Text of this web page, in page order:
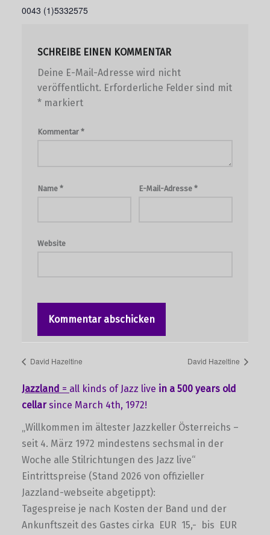
0043 (1)5332575
SCHREIBE EINEN KOMMENTAR
Deine E-Mail-Adresse wird nicht
veröffentlicht. Erforderliche Felder sind mit
*markiert
Kommentar *
Name * E-Mail-Adresse*
Website
David Hazeltine David Hazeltine
Jazzland = all kinds of Jazz live in a 500 years old
cellarsince March 4th, 1972!
„Willkommen im ältester Jazzkeller Österreichs –
seit 4. März 1972 mindestens sechsmal in der
Woche alle Stilrichtungen des Jazz live“
Eintrittspreise (Stand 2026 von offizieller
Jazzland-webseite abgetippt):
Tagespreise je nach Kosten der Band und der
Ankunftszeit des Gastes cirka EUR 15,- bis EUR